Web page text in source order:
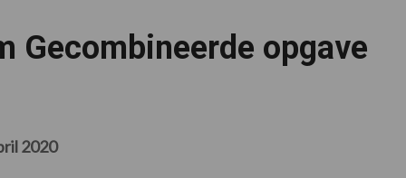
Gecombineerde opgave
2020